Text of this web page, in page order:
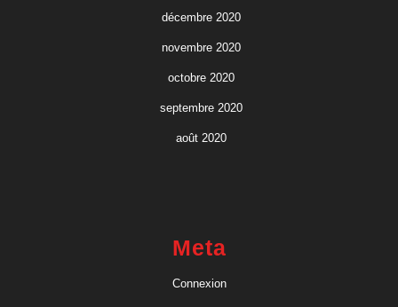
décembre 2020
novembre 2020
octobre 2020
septembre 2020
août 2020
Meta
Connexion